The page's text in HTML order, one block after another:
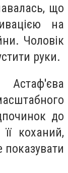
що
на
Чоловік
руки.
до
коханий,